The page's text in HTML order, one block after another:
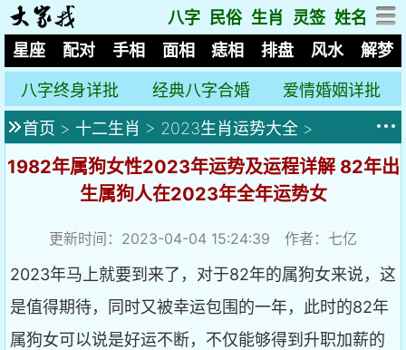
八字 民俗 生肖 灵签 姓名
星座
配对 手相 面相 痣相 排盘 风水 解梦
八字终身详批 经典八字合婚
爱情婚姻详批
首页 > 十二生肖 > 2023生肖运势大全 >
1982年属狗女性2023年运势及运程详解 82年出
生属狗人在2023年全年运势女
更新时间：2023-04-04 15:24:39 作者：七亿
2023年马上就要到来了，对于82年的属狗女来说，这
是值得期待，同时又被幸运包围的一年，此时的82年
属狗女可以说是好运不断，不仅能够得到升职加薪的